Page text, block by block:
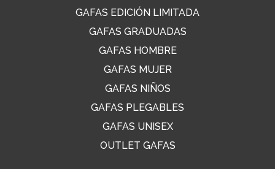
GAFAS EDICIÓN LIMITADA
GAFAS GRADUADAS
GAFAS HOMBRE
GAFAS MUJER
GAFAS NIÑOS
GAFAS PLEGABLES
GAFAS UNISEX
OUTLET GAFAS